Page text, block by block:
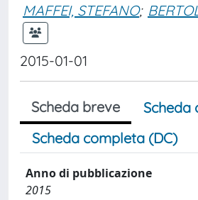
MAFFEI, STEFANO;
2015-01-01
Scheda breve
Scheda
Scheda completa (DC)
Anno di pubblicazione
2015